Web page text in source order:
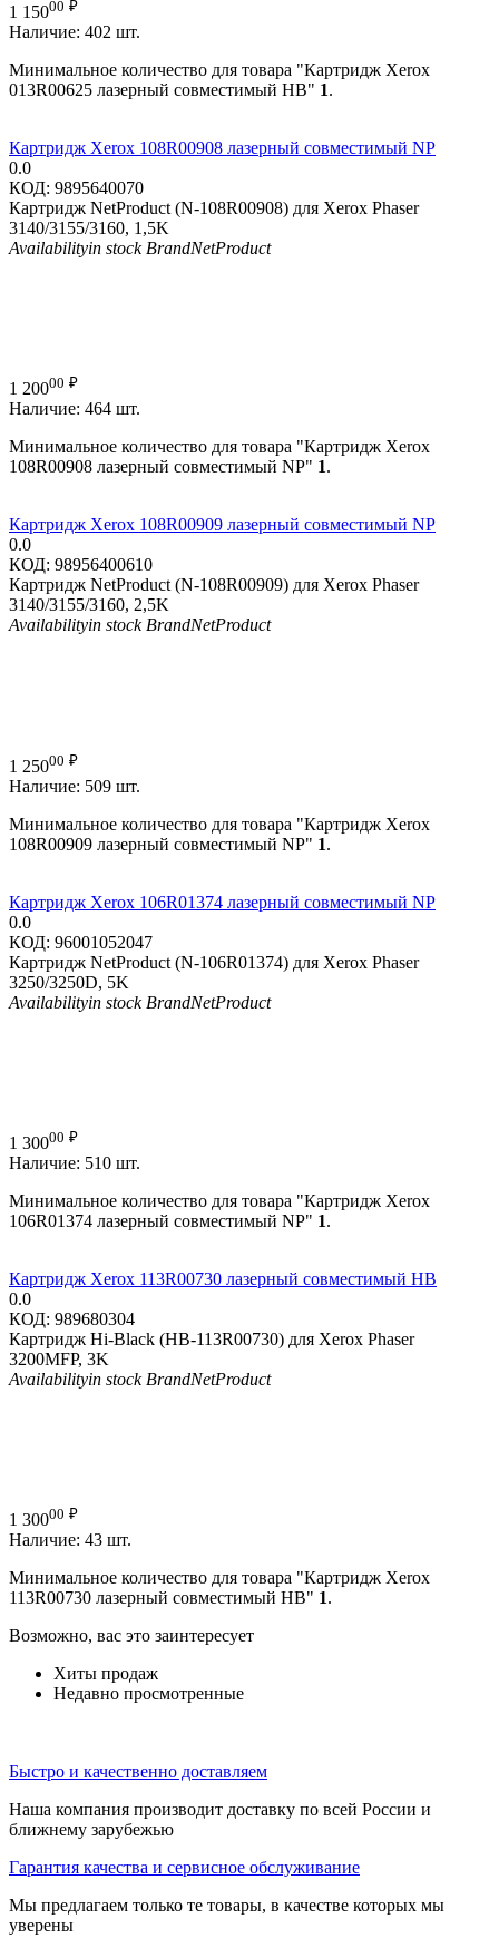
1 15000 ₽
Наличие: 402 шт.
Минимальное количество для товара "Картридж Xerox
013R00625 лазерный совместимый HB" 1.
Картридж Xerox 108R00908 лазерный совместимый NP
0.0
КОД: 9895640070
Картридж NetProduct (N-108R00908) для Xerox Phaser
3140/3155/3160, 1,5K
Availabilityin stock BrandNetProduct
1 20000 ₽
Наличие: 464 шт.
Минимальное количество для товара "Картридж Xerox
108R00908 лазерный совместимый NP" 1.
Картридж Xerox 108R00909 лазерный совместимый NP
0.0
КОД: 98956400610
Картридж NetProduct (N-108R00909) для Xerox Phaser
3140/3155/3160, 2,5K
Availabilityin stock BrandNetProduct
1 25000 ₽
Наличие: 509 шт.
Минимальное количество для товара "Картридж Xerox
108R00909 лазерный совместимый NP" 1.
Картридж Xerox 106R01374 лазерный совместимый NP
0.0
КОД: 96001052047
Картридж NetProduct (N-106R01374) для Xerox Phaser
3250/3250D, 5K
Availabilityin stock BrandNetProduct
1 30000 ₽
Наличие: 510 шт.
Минимальное количество для товара "Картридж Xerox
106R01374 лазерный совместимый NP" 1.
Картридж Xerox 113R00730 лазерный совместимый HB
0.0
КОД: 989680304
Картридж Hi-Black (HB-113R00730) для Xerox Phaser
3200MFP, 3K
Availabilityin stock BrandNetProduct
1 30000 ₽
Наличие: 43 шт.
Минимальное количество для товара "Картридж Xerox
113R00730 лазерный совместимый HB" 1.
Возможно, вас это заинтересует
Хиты продаж
Недавно просмотренные
Быстро и качественно доставляем
Наша компания производит доставку по всей России и
ближнему зарубежью
Гарантия качества и сервисное обслуживание
Мы предлагаем только те товары, в качестве которых мы
уверены